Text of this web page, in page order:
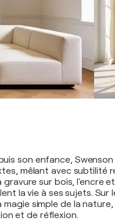
son enfance, Swenson
mêlant avec subtilité
sur bois, l'encre et
la vie à ses sujets. Sur
simple de la nature,
et de réflexion.